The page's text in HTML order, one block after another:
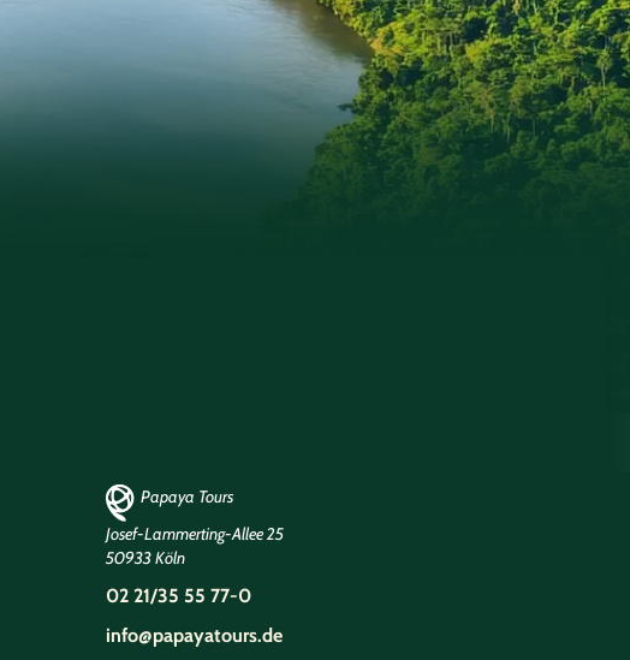
Papaya Tours
Josef-Lammerting-Allee 25
50933 Köln
02 21/35 55 77-0
info@papayatours.de